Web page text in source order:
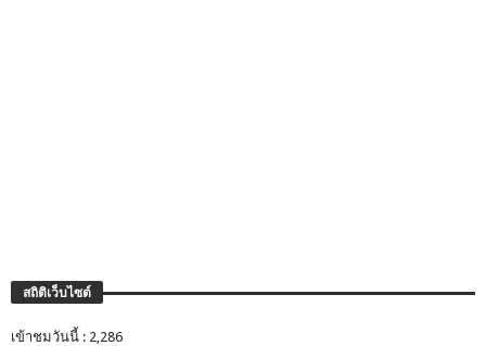
สถิติเว็บไซต์
เข้าชมวันนี้ : 2,286